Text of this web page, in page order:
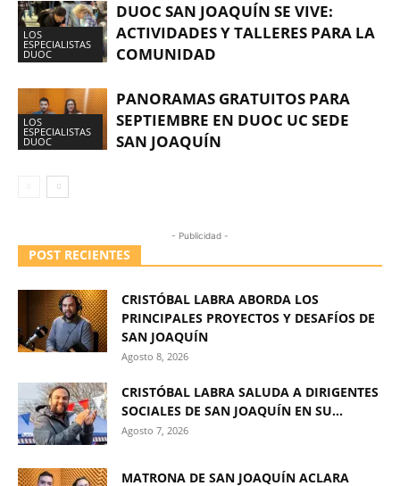
LOS
ESPECIALISTAS
DUOC
DUOC SAN JOAQUÍN SE VIVE:
ACTIVIDADES Y TALLERES PARA LA
COMUNIDAD
LOS
ESPECIALISTAS
DUOC
PANORAMAS GRATUITOS PARA
SEPTIEMBRE EN DUOC UC SEDE
SAN JOAQUÍN
- Publicidad -
POST RECIENTES
CRISTÓBAL LABRA ABORDA LOS
PRINCIPALES PROYECTOS Y DESAFÍOS DE
SAN JOAQUÍN
Agosto 8, 2026
CRISTÓBAL LABRA SALUDA A DIRIGENTES
SOCIALES DE SAN JOAQUÍN EN SU...
Agosto 7, 2026
MATRONA DE SAN JOAQUÍN ACLARA